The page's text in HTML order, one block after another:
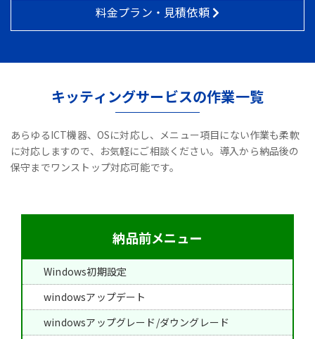
料金プラン・見積依頼
キッティングサービスの作業一覧
あらゆるICT機器、OSに対応し、メニュー項目にない作業も柔軟
に対応しますので、お気軽にご相談ください。導入から納品後の
保守までワンストップ対応可能です。
納品前メニュー
Windows初期設定
windowsアップデート
windowsアップグレード/ダウングレード